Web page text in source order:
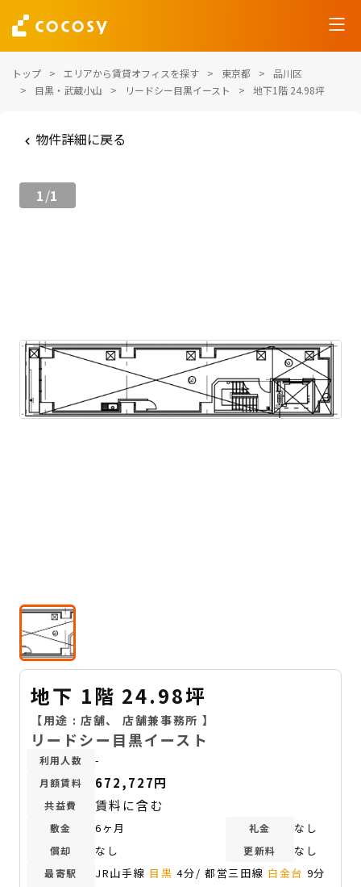
トップ エリアから賃貸オフィスを探す 東京都
品川区
目黒・武蔵小山
リードシー目黒イースト 地下1階 24.98坪
物件詳細に戻る
1/1
地下 1階 24.98坪
【用途 :店舗、 店舗兼事務所 】
リードシー目黒イースト
利用人数 -
月額賃料 672,727円
共益費 賃料に含む
敷金 6ヶ月 礼金 なし
償却 なし 更新料 なし
最寄駅 JR山手線 目黒 4分/ 都営三田線 白金台 9分